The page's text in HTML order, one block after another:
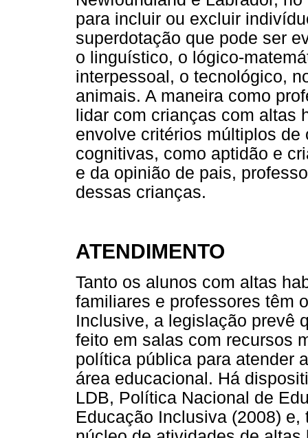
para incluir ou excluir
superdotação que pode ser
o linguístico, o lógico-
interpessoal, o tecnológico,
animais. A maneira como
lidar com crianças com altas
envolve critérios múltiplos
cognitivas, como aptidão e
e da opinião de pais,
dessas crianças.
ATENDIMENTO
Tanto os alunos com altas
familiares e professores têm
Inclusive, a legislação prevê
feito em salas com recursos
política pública para atender
área educacional. Há
LDB, Política Nacional de
Educação Inclusiva (2008)